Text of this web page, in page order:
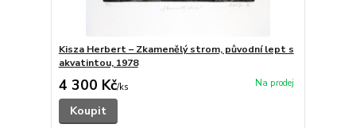
Kisza Herbert – Zkamenělý strom, původní lept s
akvatintou, 1978
4 300 Kč/ks
Koupit